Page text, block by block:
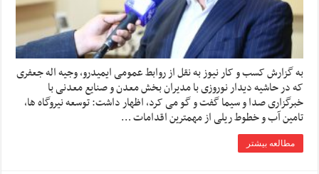
به گزارش کسب و کار نیوز به نقل از روابط عمومی ایمیدرو، وجیه اله جعفری
که در حاشیه دیدار نوروزی با مدیران بخش معدن و صنایع معدنی با
خبرگزاری صدا و سیما گفت و گو می کرد، اظهار داشت: توسعه نیروگاه ها،
تامین آب و خطوط ریلی از مهمترین اقدامات …
مطالعه بیشتر